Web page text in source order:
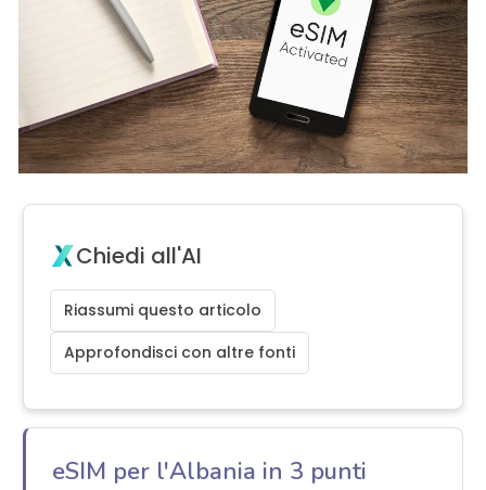
Chiedi all'AI
Riassumi questo articolo
Approfondisci con altre fonti
eSIM per l'Albania in 3 punti